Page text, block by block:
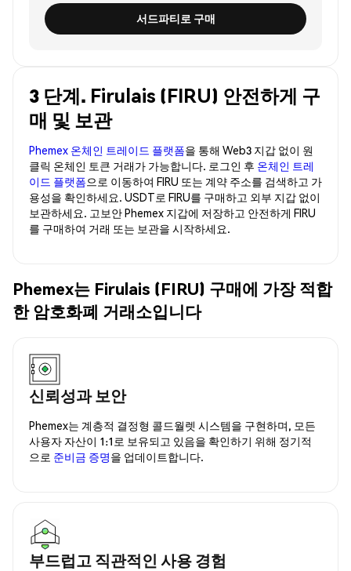
서드파티로 구매
3 단계. Firulais (FIRU) 안전하게 구
매 및 보관
Phemex 온체인 트레이드 플랫폼을 통해 Web3 지갑 없이 원
클릭 온체인 토큰 거래가 가능합니다. 로그인 후 온체인 트레
이드 플랫폼으로 이동하여 FIRU 또는 계약 주소를 검색하고 가
용성을 확인하세요. USDT로 FIRU를 구매하고 외부 지갑 없이
보관하세요. 고보안 Phemex 지갑에 저장하고 안전하게 FIRU
를 구매하여 거래 또는 보관을 시작하세요.
Phemex는 Firulais (FIRU) 구매에 가장 적합
한 암호화폐 거래소입니다
신뢰성과 보안
Phemex는 계층적 결정형 콜드월렛 시스템을 구현하며, 모든
사용자 자산이 1:1로 보유되고 있음을 확인하기 위해 정기적
으로 준비금 증명을 업데이트합니다.
부드럽고 직관적인 사용 경험